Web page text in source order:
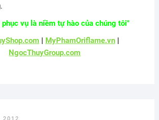
vụ là niềm tự hào của chúng tôi"
| MyPhamOriflame.vn|
NgocThuyGroup.com